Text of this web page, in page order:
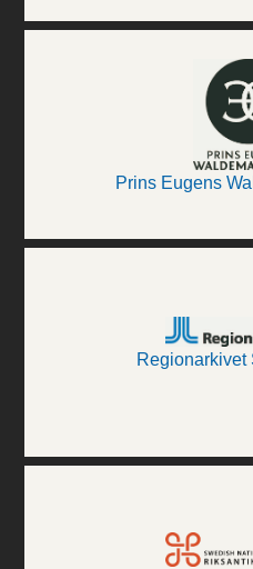
Prins Eugens
Regionarkivet